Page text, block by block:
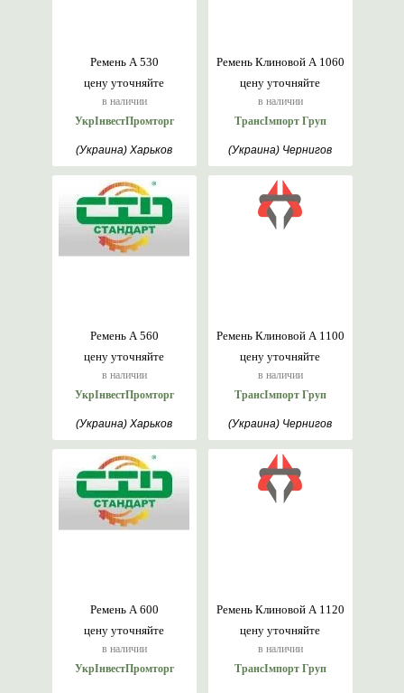
цену уточняйте
в наличии
Ремень А 530
УкрІнвестПромторг
(Украина) Харьков
цену уточняйте
в наличии
Ремень Клиновой А 1060
ТрансІмпорт Груп
(Украина) Чернигов
цену уточняйте
в наличии
Ремень А 560
УкрІнвестПромторг
(Украина) Харьков
цену уточняйте
в наличии
Ремень Клиновой А 1100
ТрансІмпорт Груп
(Украина) Чернигов
цену уточняйте
в наличии
Ремень А 600
УкрІнвестПромторг
цену уточняйте
в наличии
Ремень Клиновой А 1120
ТрансІмпорт Груп